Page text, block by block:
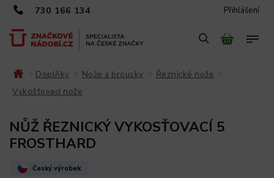
730 166 134 Přihlášení
Doplňky Nože a brousky Řeznické nože
Vykošťovací nože
NŮŽ ŘEZNICKÝ VYKOSŤOVACÍ 5
FROSTHARD
Český výrobek